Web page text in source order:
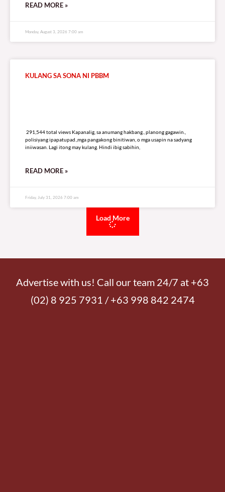
READ MORE »
Monday, August 3, 2026 7:00 am
KULANG SA SONA NI PBBM
291,544 total views Kapanalig, sa anumang hakbang., planong gagawin.,
polisiyang ipapatupad.,mga pangakong binitiwan, o mga usapin na sadyang
iniiwasan. Lagi itong may kulang. Hindi ibig sabihin,
READ MORE »
Friday, July 31, 2026 7:00 am
Load More
Advertise with us! Call our team 24/7 at +63
(02) 8 925 7931 / +63 998 842 2474